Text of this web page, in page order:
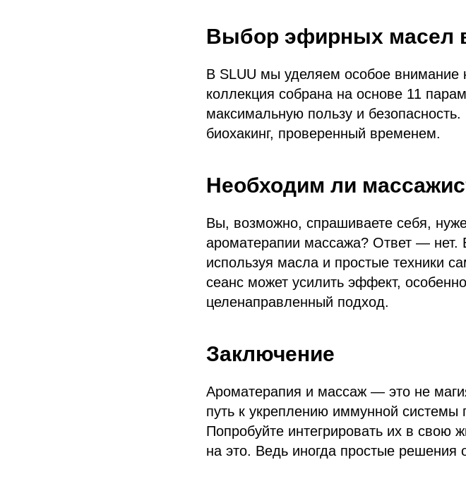
Выбор эфирных масел
В SLUU мы уделяем особое
коллекция собрана на основе 11
максимальную пользу и
биохакинг, проверенный временем.
Необходим ли
Вы, возможно, спрашиваете себя,
ароматерапии массажа? Ответ — нет.
используя масла и простые техники
сеанс может усилить эффект,
целенаправленный подход.
Заключение
Ароматерапия и массаж — это не
путь к укреплению иммунной системы
Попробуйте интегрировать их в свою
на это. Ведь иногда простые